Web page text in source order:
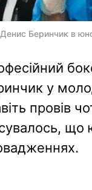
Беринчик в
у
провів
що